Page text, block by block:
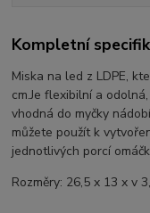
Kompletní
Miska na led z LDPE,
cm.Je flexibilní a
vhodná do myčky
můžete použít k
jednotlivých porcí
Rozměry: 26,5 x 13 x v